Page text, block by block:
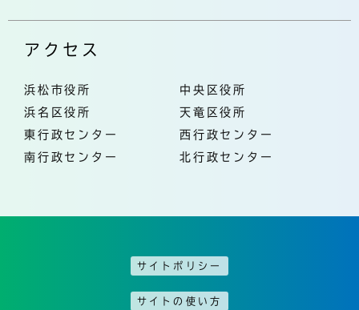
アクセス
浜松市役所
中央区役所
浜名区役所
天竜区役所
東行政センター
西行政センター
南行政センター
北行政センター
サイトポリシー
サイトの使い方